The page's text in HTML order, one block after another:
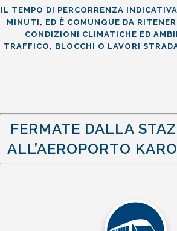
IL TEMPO DI PERCORRENZA
MINUTI, ED È COMUNQUE DA
CONDIZIONI CLIMATICHE ED
TRAFFICO, BLOCCHI O LAVORI
FERMATE DALLA
ALL’AEROPORTO